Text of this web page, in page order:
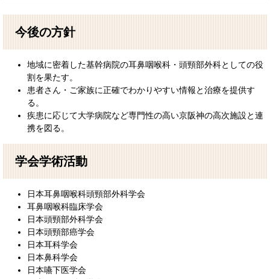
今後の方針
地域に密着した基幹病院の耳鼻咽喉科・頭頸部外科としての役
割を果たす。
患者さん・ご家族に正確でわかりやすい情報と治療を提供す
る。
疾患に応じて大学病院など専門性の高い京阪神の高次施設と連
携を図る。
学会学術活動
日本耳鼻咽喉科頭頸部外科学会
耳鼻咽喉科臨床学会
日本頭頸部外科学会
日本頭頸部癌学会
日本耳科学会
日本鼻科学会
日本嚥下医学会